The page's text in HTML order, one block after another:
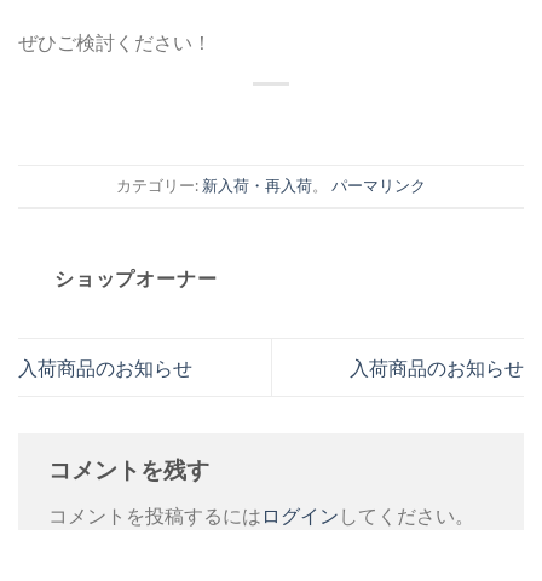
ぜひご検討ください！
カテゴリー: 新入荷・再入荷。 パーマリンク
ショップオーナー
入荷商品のお知らせ 入荷商品のお知らせ
コメントを残す
コメントを投稿するには ログイン してください。